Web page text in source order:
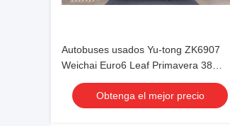
Autobuses usados Yu-tong ZK6907
Weichai Euro6 Leaf Primavera 38
asientos 2023 Año Lux Transporte con
aire acondicionado Para traslado o
larga distancia
Obtenga el mejor precio